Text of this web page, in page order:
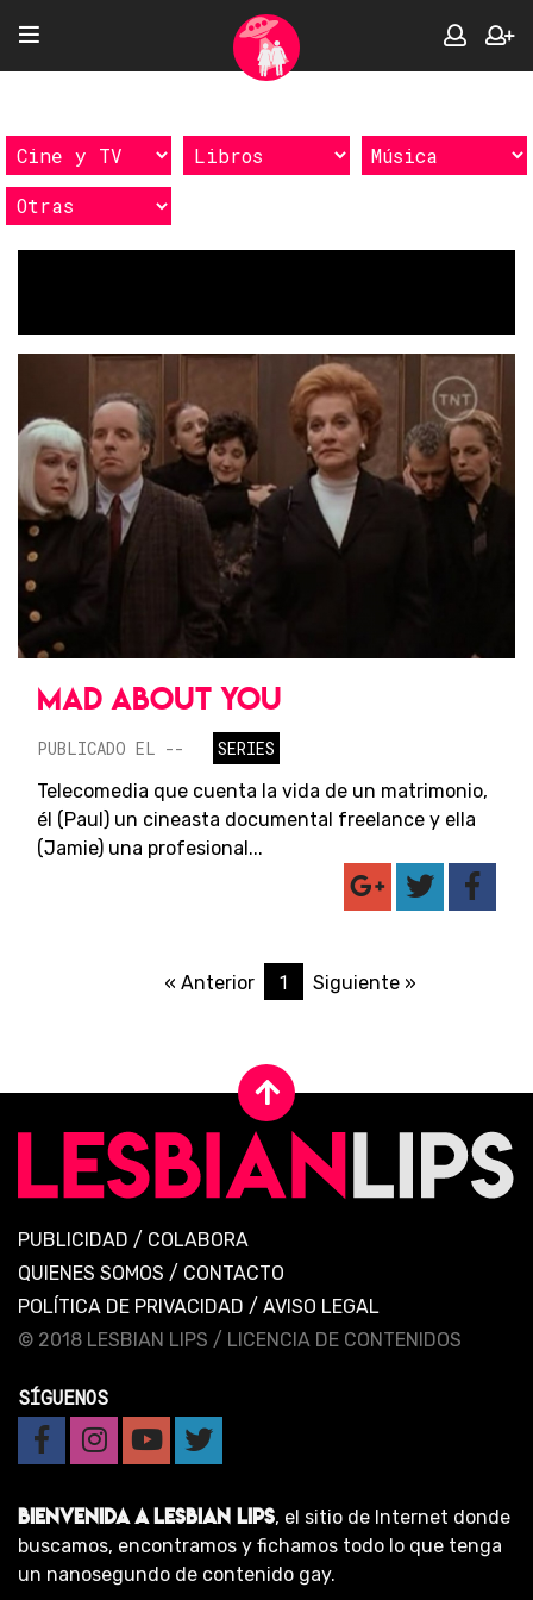
MAD ABOUT YOU
PUBLICADO EL --
SERIES
Telecomedia que cuenta la vida de un matrimonio,
él (Paul) un cineasta documental freelance y ella
(Jamie) una profesional...
« Anterior 1 Siguiente »
PUBLICIDAD / COLABORA
QUIENES SOMOS / CONTACTO
POLÍTICA DE PRIVACIDAD / AVISO LEGAL
© 2018 LESBIAN LIPS / LICENCIA DE CONTENIDOS
SÍGUENOS
BIENVENIDA A LESBIAN LIPS, el sitio de Internet donde
buscamos, encontramos y fichamos todo lo que tenga
un nanosegundo de contenido gay.